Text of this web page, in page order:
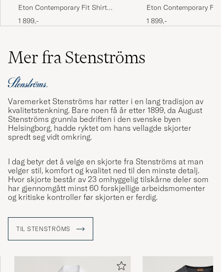
Eton Contemporary Fit Shirt
Double Cuff White
1 899,-
Eton Contemporary Fit
White
1 899,-
Mer fra Stenströms
Varemerket Stenströms har røtter i en lang tradisjon av
kvalitetstenkning. Bare noen få år etter 1899, da August
Stenströms grunnla bedriften i den svenske byen
Helsingborg, hadde ryktet om hans vellagde skjorter
spredt seg vidt omkring.
I dag betyr det å velge en skjorte fra Stenströms at man
velger stil, komfort og kvalitet ned til den minste detalj.
Hvor skjorte består av 23 omhyggelig tilskårne deler som
har gjennomgått minst 60 forskjellige arbeidsmomenter
og kritiske kontroller før skjorten er ferdig.
TIL STENSTRÖMS